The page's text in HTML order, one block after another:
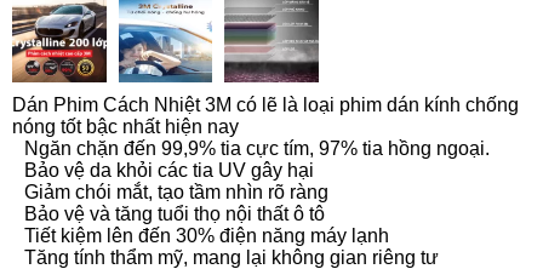
Dán Phim Cách Nhiệt 3M có lẽ là loại phim dán kính chống
nóng tốt bậc nhất hiện nay
Ngăn chặn đến 99,9% tia cực tím, 97% tia hồng ngoại.
Bảo vệ da khỏi các tia UV gây hại
Giảm chói mắt, tạo tầm nhìn rõ ràng
Bảo vệ và tăng tuổi thọ nội thất ô tô
Tiết kiệm lên đến 30% điện năng máy lạnh
Tăng tính thẩm mỹ, mang lại không gian riêng tư